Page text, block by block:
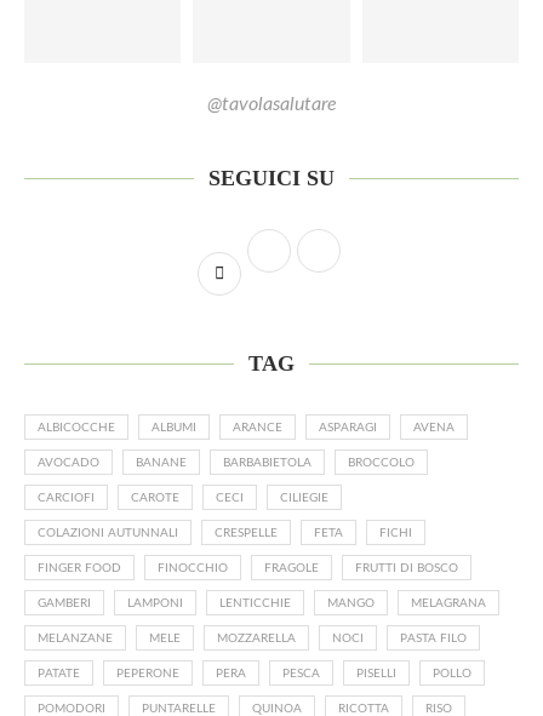
@tavolasalutare
SEGUICI SU
TAG
ALBICOCCHE ALBUMI ARANCE ASPARAGI AVENA
AVOCADO BANANE BARBABIETOLA BROCCOLO
CARCIOFI CAROTE CECI CILIEGIE
COLAZIONI AUTUNNALI CRESPELLE FETA FICHI
FINGER FOOD FINOCCHIO FRAGOLE FRUTTI DI BOSCO
GAMBERI LAMPONI LENTICCHIE MANGO MELAGRANA
MELANZANE MELE MOZZARELLA NOCI PASTA FILO
PATATE PEPERONE PERA PESCA PISELLI POLLO
POMODORI PUNTARELLE QUINOA RICOTTA RISO